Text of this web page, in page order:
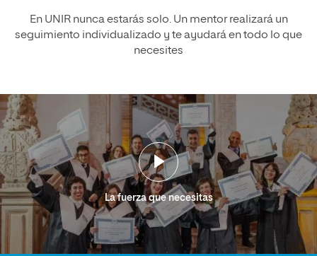
En UNIR nunca estarás solo. Un mentor realizará un
seguimiento individualizado y te ayudará en todo lo que
necesites
La fuerza que necesitas